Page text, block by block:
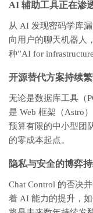
AI 辅助工具正在渗
从 AI 发现密码学库
向用户的聊天机器人
种”AI for
开源替代方案持续
无论是数据库工具（
是 Web 框架（Astro
预算有限的中小型团
的零成本起点。
隐私与安全的博弈
Chat Control 的否决
着 AI 能力的提升，